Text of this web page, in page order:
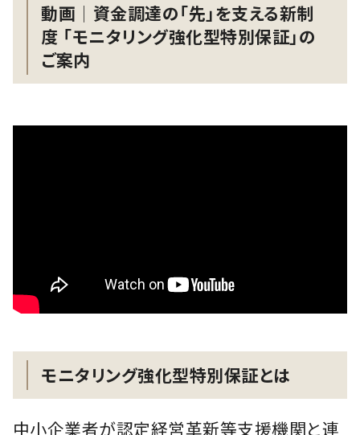
動画│資金調達の「先」を支える新制
度 「モニタリング強化型特別保証」の
ご案内
モニタリング強化型特別保証とは
中小企業者が認定経営革新等支援機関と連